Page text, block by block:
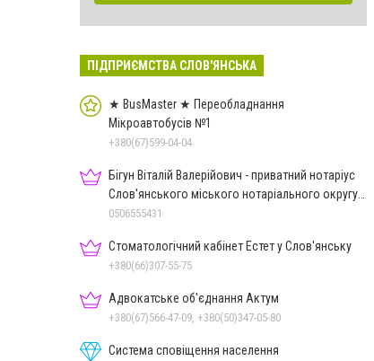
ПІДПРИЄМСТВА СЛОВ'ЯНСЬКА
★ BusMaster ★ Переобладнання
Мікроавтобусів №1
+380(67)599-04-04
Бігун Віталій Валерійович - приватний нотаріус
Слов'янського міського нотаріального округу
Дон.обл.
0506555431
Стоматологічний кабінет Естет у Слов'янську
+380(66)307-55-75
Адвокатське об'єднання Актум
+380(67)566-47-09, +380(50)347-05-80
Система сповіщення населення